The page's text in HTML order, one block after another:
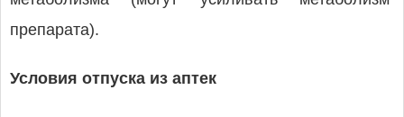
препарата).
Условия отпуска из аптек